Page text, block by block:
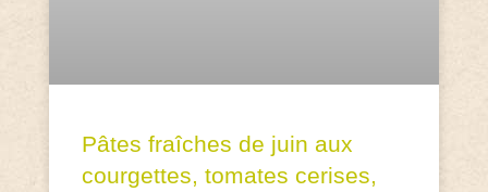
Pâtes fraîches de juin aux
courgettes, tomates cerises,